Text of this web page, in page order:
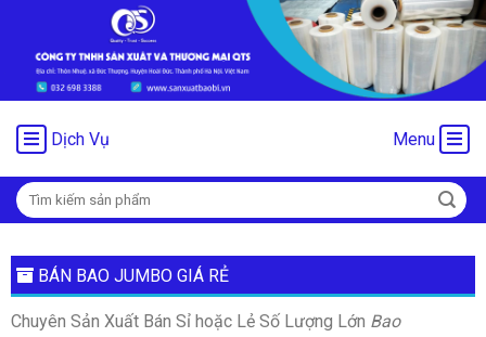
Dịch Vụ Menu
Tìm
kiếm:
BÁN BAO JUMBO GIÁ RẺ
Chuyên Sản Xuất Bán Sỉ hoặc Lẻ Số Lượng Lớn Bao